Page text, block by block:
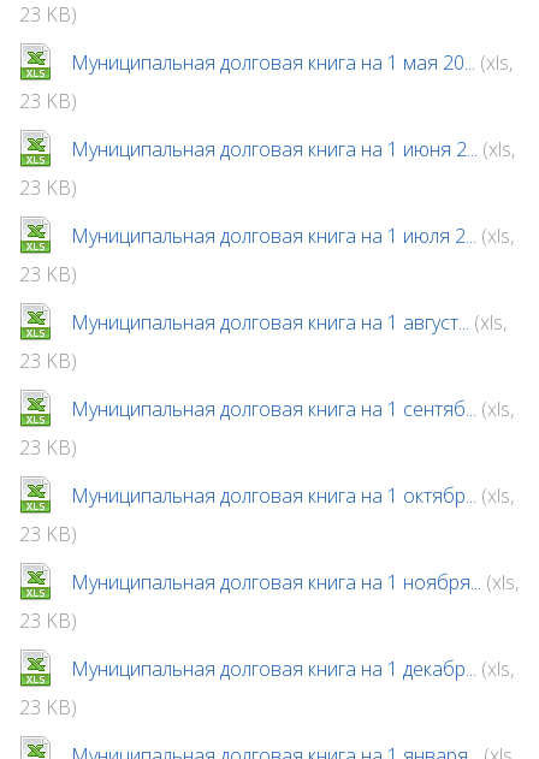
23 KB)
Муниципальная долговая книга на 1 мая 20... (xls,
23 KB)
Муниципальная долговая книга на 1 июня 2... (xls,
23 KB)
Муниципальная долговая книга на 1 июля 2... (xls,
23 KB)
Муниципальная долговая книга на 1 август... (xls,
23 KB)
Муниципальная долговая книга на 1 сентяб... (xls,
23 KB)
Муниципальная долговая книга на 1 октябр... (xls,
23 KB)
Муниципальная долговая книга на 1 ноября... (xls,
23 KB)
Муниципальная долговая книга на 1 декабр... (xls,
23 KB)